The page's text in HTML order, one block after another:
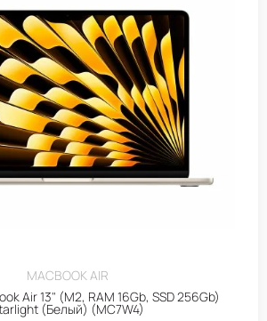
MACBOOK AIR
Air 13" (M2, RAM 16Gb, SSD 256Gb)
(Белый) (MC7W4)